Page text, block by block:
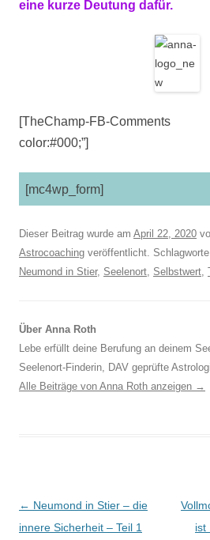
eine kurze Deutung dafür.
[TheChamp-FB-Comments
color:#000;”]
[mc4wp_form]
Dieser Beitrag wurde am April 22, 2020
Astrocoaching veröffentlicht.
Neumond in Stier, Seelenort, Selbstwert,
Über Anna Roth
Lebe erfüllt deine Berufung an deinem
Seelenort-Finderin, DAV geprüfte
Alle Beiträge von Anna Roth anzeigen →
Beitragsnavigation
← Neumond in Stier – die
innere Sicherheit – Teil 1
ist